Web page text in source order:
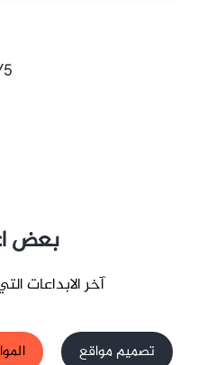
5/5 -
بعض
آخر الابداعات
تصميم مواقع